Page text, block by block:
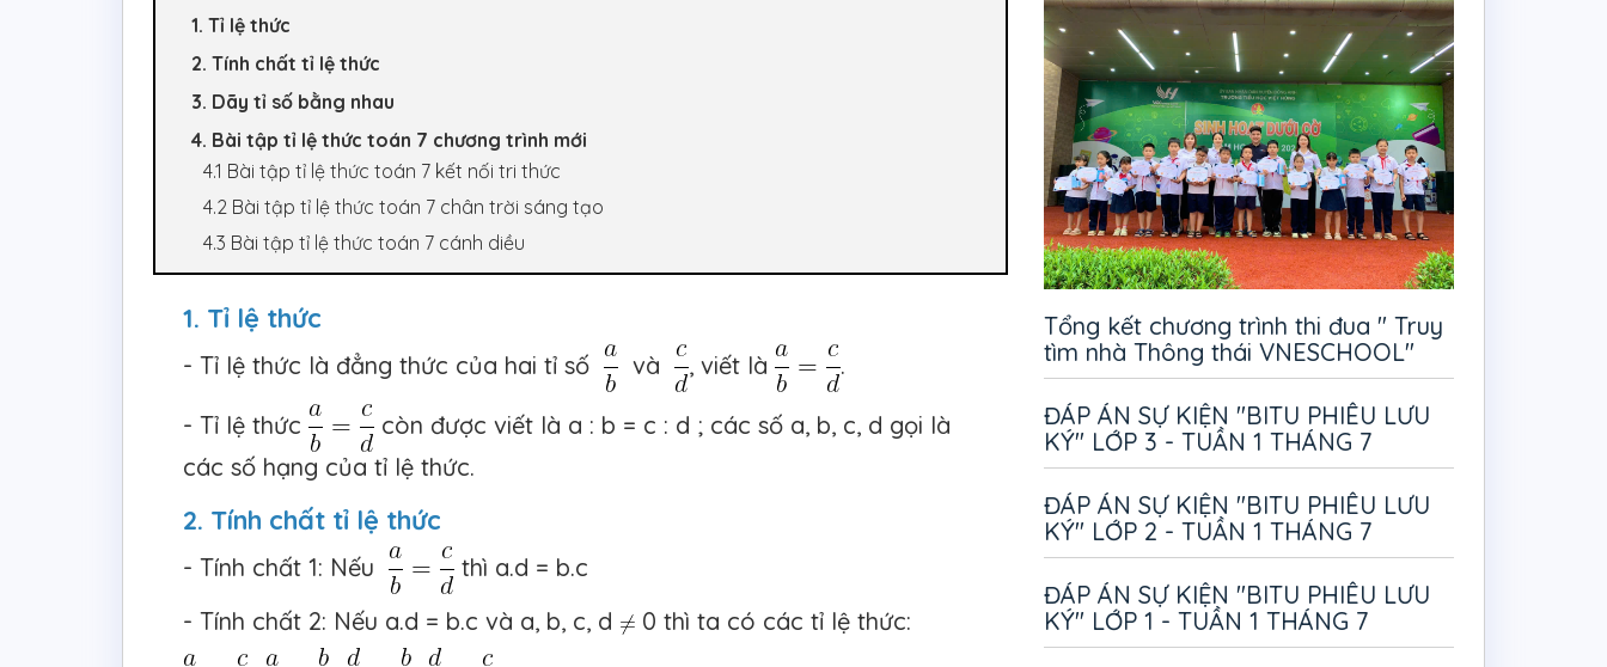
1. Tỉ lệ thức
2. Tính chất tỉ lệ thức
3. Dãy tỉ số bằng nhau
4. Bài tập tỉ lệ thức toán 7 chương trình mới
4.1 Bài tập tỉ lệ thức toán 7 kết nối tri thức
4.2 Bài tập tỉ lệ thức toán 7 chân trời sáng tạo
4.3 Bài tập tỉ lệ thức toán 7 cánh diều
1. Tỉ lệ thức
- Tỉ lệ thức là đẳng thức của hai tỉ số và , viết là
.
- Tỉ lệ thức
còn được viết là a : b = c : d ; các số a, b, c, d gọi là
các số hạng của tỉ lệ thức.
2. Tính chất tỉ lệ thức
- Tính chất 1: Nếu
thì a.d = b.c
- Tính chất 2: Nếu a.d = b.c và a, b, c, d
0 thì ta có các tỉ lệ thức:
Tổng kết chương trình thi đua " Truy
tìm nhà Thông thái VNESCHOOL"
ĐÁP ÁN SỰ KIỆN "BITU PHIÊU LƯU
KÝ" LỚP 3 - TUẦN 1 THÁNG 7
ĐÁP ÁN SỰ KIỆN "BITU PHIÊU LƯU
KÝ" LỚP 2 - TUẦN 1 THÁNG 7
ĐÁP ÁN SỰ KIỆN "BITU PHIÊU LƯU
KÝ" LỚP 1 - TUẦN 1 THÁNG 7